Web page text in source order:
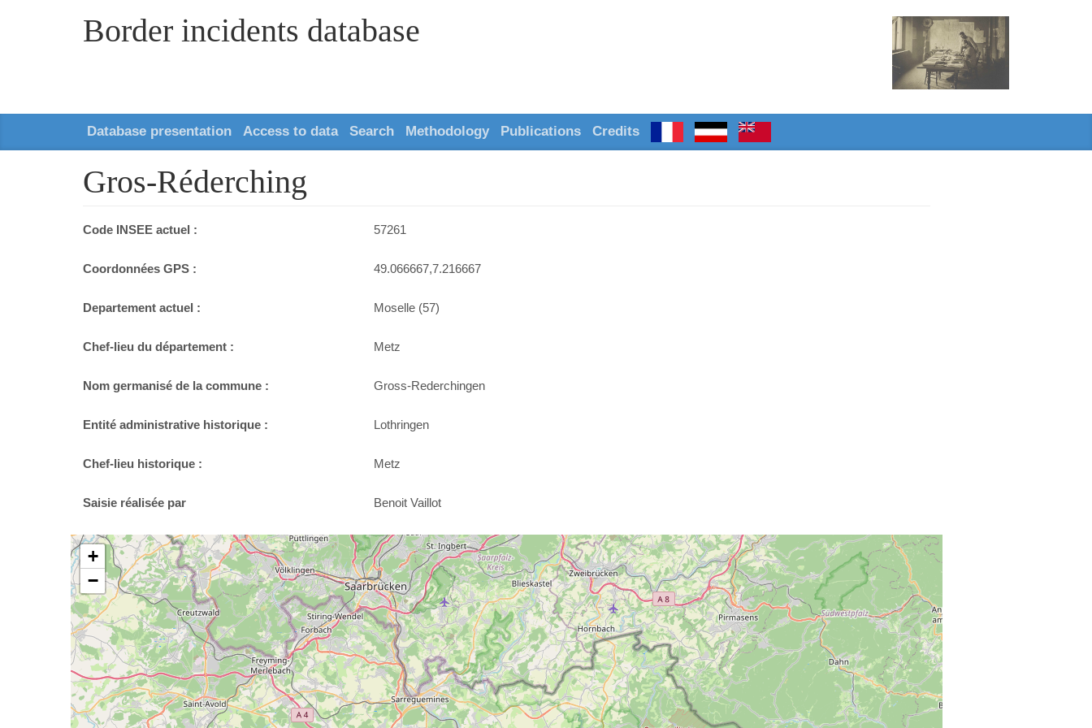
Border incidents database
Database presentation Access to data Search Methodology Publications Credits
Gros-Réderching
Code INSEE actuel : 57261
Coordonnées GPS : 49.066667,7.216667
Departement actuel : Moselle (57)
Chef-lieu du département : Metz
Nom germanisé de la commune : Gross-Rederchingen
Entité administrative historique : Lothringen
Chef-lieu historique : Metz
Saisie réalisée par Benoit Vaillot
+
−